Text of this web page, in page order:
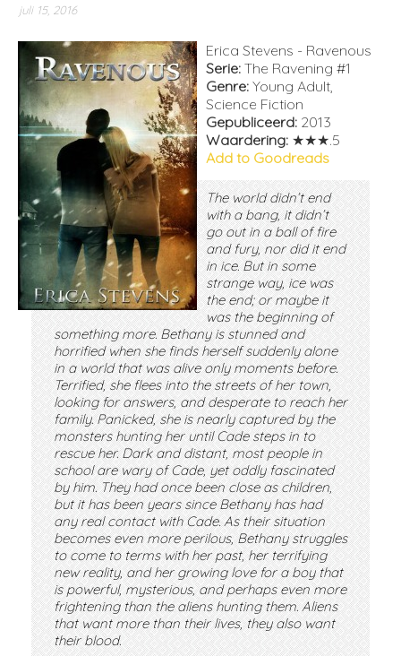
juli 15, 2016
Erica Stevens - Ravenous
Serie: The Ravening #1
Genre: Young Adult,
Science Fiction
Gepubliceerd: 2013
Waardering: ★★★.5
Add to Goodreads
The world didn’t end
with a bang, it didn’t
go out in a ball of fire
and fury, nor did it end
in ice. But in some
strange way, ice was
the end; or maybe it
was the beginning of
something more. Bethany is stunned and
horrified when she finds herself suddenly alone
in a world that was alive only moments before.
Terrified, she flees into the streets of her town,
looking for answers, and desperate to reach her
family. Panicked, she is nearly captured by the
monsters hunting her until Cade steps in to
rescue her. Dark and distant, most people in
school are wary of Cade, yet oddly fascinated
by him. They had once been close as children,
but it has been years since Bethany has had
any real contact with Cade. As their situation
becomes even more perilous, Bethany struggles
to come to terms with her past, her terrifying
new reality, and her growing love for a boy that
is powerful, mysterious, and perhaps even more
frightening than the aliens hunting them. Aliens
that want more than their lives, they also want
their blood.